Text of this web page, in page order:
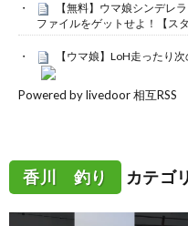
【無料】ウマ娘シンデレ
ファイルをゲットせよ！【ス
【ウマ娘】LoH走ったり
Powered by livedoor 相互RSS
香川 釣り カテゴ